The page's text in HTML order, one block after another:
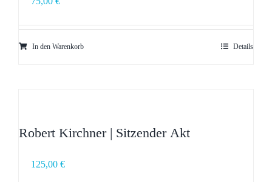
In den Warenkorb Details
Robert Kirchner | Sitzender Akt
125,00 €